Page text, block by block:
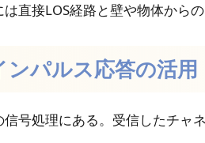
直接LOS経路と壁や物体から
パルス応答の活用
号処理にある。受信したチャ